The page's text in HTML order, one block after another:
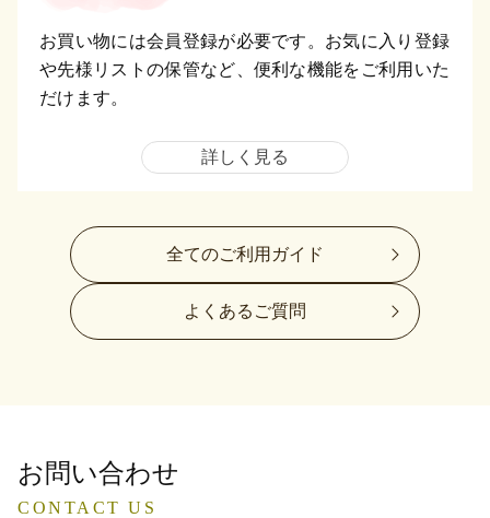
お買い物には会員登録が必要です。お気に入り登録
や先様リストの保管など、便利な機能をご利用いた
だけます。
詳しく見る
全てのご利用ガイド
よくあるご質問
お問い合わせ
CONTACT US